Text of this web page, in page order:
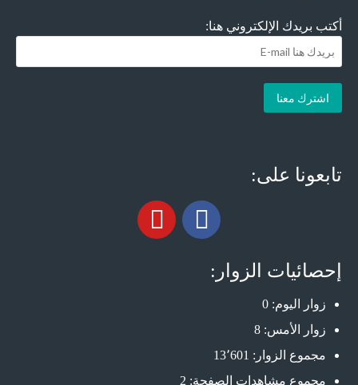
أكتب بريدك الإلكتروني هنا:
تابعونا على:
إحصائيات الزوار:
زوار اليوم: 0
زوار الأمس: 8
مجموع الزوار: 13٬601
مجموع مشاهدات الصفحة: 2